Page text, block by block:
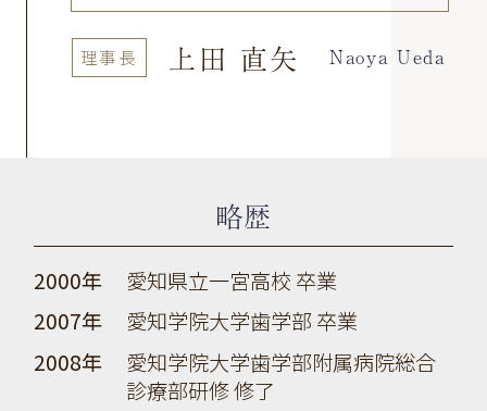
理事長 上田 直矢 Naoya Ueda
略歴
2000年
愛知県立一宮高校 卒業
2007年
愛知学院大学歯学部 卒業
2008年
愛知学院大学歯学部附属病院総合
診療部研修 修了